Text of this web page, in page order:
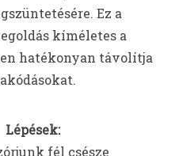
Ez a
kíméletes a
hatékonyan távolítja
Lépések:
fél csésze